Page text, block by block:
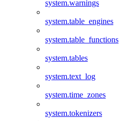
system.warnings
system.table_engines
system.table_functions
system.tables
system.text_log
system.time_zones
system.tokenizers